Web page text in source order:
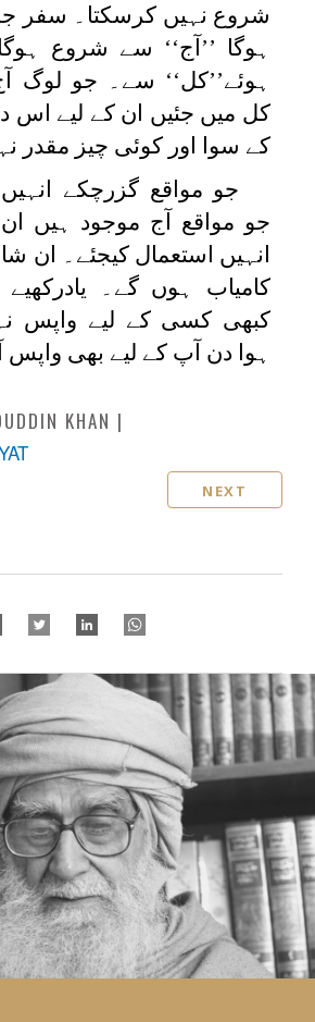
شروع نہیں کرسکتا۔ سفر
ہوگا ’’آج‘‘ سے شروع
ہوئے’’کل‘‘ سے۔ جو لوگ
کل میں جئیں ان کے لیے اس
کے سوا اور کوئی چیز مقدر
جو مواقع گزرچکے
جو مواقع آج موجود ہیں ان
انہیں استعمال کیجئے۔ ان
کامیاب ہوں گے۔
کبھی کسی کے لیے واپس
ہوا دن آپ کے لیے بھی واپس
KHAN
NEXT